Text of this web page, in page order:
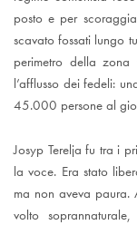
posto e per
scavato fossati lungo
perimetro della
l’afflusso dei fedeli:
45.000 persone al
Josyp Terelja fu tra i
la voce. Era stato
ma non aveva paura.
volto